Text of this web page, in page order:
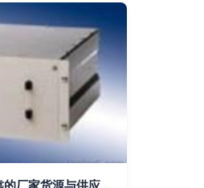
气体分析仪批发 如何选择可靠的厂家货源与供应信息